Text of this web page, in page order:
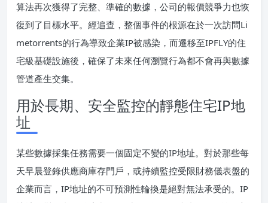
算法再次獲得了完整、準確的數據，公司的報價競爭力也恢
復到了目標水平。經追查，整個事件的根源在於一次訪問Li
metorrents的行為導致企業IP被感染，而遷移至IPFLY的住
宅級基礎設施後，確保了未來任何瀏覽行為都不會再與數據
管道產生交集。
用於長期、安全監控的靜態住宅IP地
址
某些數據採集任務需要一個固定不變的IP地址。對於那些每
天早晨登錄供應商庫存門戶，或持續監控受限財務儀表盤的
企業而言，IP地址的不可預測性輪換是絕對無法承受的。IP